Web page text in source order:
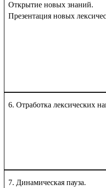
Открытие новых знаний.
Презентация новых
6. Отработка лексических
7. Динамическая пауза.